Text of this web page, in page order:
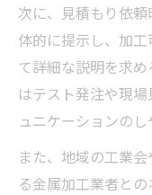
次に、見積もり依
体的に提示し、加
て詳細な説明を求
はテスト発注や現
ュニケーションのし
また、地域の工業
る金属加工業者と